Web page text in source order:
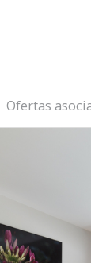
Ofertas